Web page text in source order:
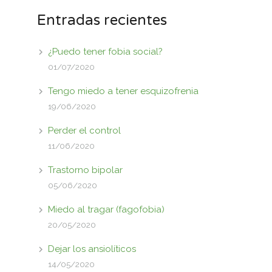
Entradas recientes
¿Puedo tener fobia social?
01/07/2020
Tengo miedo a tener esquizofrenia
19/06/2020
Perder el control
11/06/2020
Trastorno bipolar
05/06/2020
Miedo al tragar (fagofobia)
20/05/2020
Dejar los ansiolíticos
14/05/2020